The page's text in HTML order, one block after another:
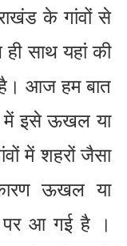
के गांवों से
साथ यहां की
है। आज हम बात
में इसे ऊखल या
में शहरों जैसा
ऊखल या
पर आ गई है ।